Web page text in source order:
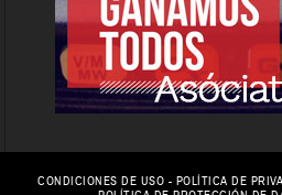
CONDICIONES DE USO - POLÍTICA DE